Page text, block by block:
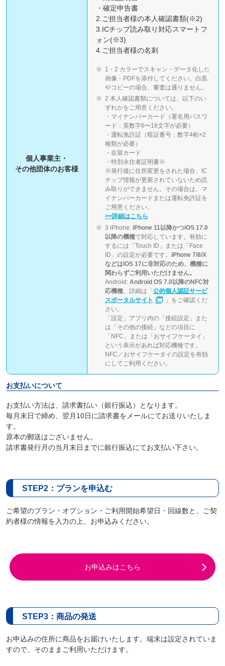
個人事業主・
その他団体のお客様
・確定申告書
2.ご担当者様の本人確認書類(※2)
3.ICチップ読み取り対応スマートフ
ォン(※3)
4.ご担当者様の名刺
1・2 カラーでスキャン・データ化した
画像・PDFを添付してください。白黒
やコピーの場合、審査は通りません。
2 本人確認書類については、以下のい
ずれかをご用意ください。
・マイナンバーカード（署名用パスワ
ード：英数字6〜16文字が必要）
・運転免許証（暗証番号：数字4桁×2
種類が必要）
・在留カード
・特別永住者証明書※
※発行後に住所変更をされた場合、IC
チップ情報が更新されていないため読
み取りができません。その場合は、マ
イナンバーカードまたは運転免許証を
ご用意ください。
>>詳細はこちら
3 iPhone: iPhone 11以降かつiOS 17.0
以降の機種で対応しています。有効に
するには「Touch ID」または「Face
ID」の設定が必要です。
iPhone 7/8/X
などはiOS 17に非対応のため、機種に
関わらずご利用いただけません。
Android: Android OS 7.0以降のNFC対
応機種。詳細は「公的個人認証サービ
スポータルサイト
」をご確認くだ
さい。
「設定」アプリ内の「接続設定」また
は「その他の接続」などの項目に
「NFC」または「おサイフケータイ」
という表示があれば対応機種です。
NFC／おサイフケータイの設定を有効
にしてご利用ください。
お支払いについて
お支払い方法は、請求書払い（銀行振込）となります。
毎月末日で締め、翌月10日に請求書をメールにてお送りいたしま
す。
原本の郵送はございません。
請求書発行月の当月末日までに銀行振込にてお支払い下さい。
STEP2：プランを申込む
ご希望のプラン・オプション・ご利用開始希望日・回線数と、ご契
約者様の情報を入力の上、お申込みください。
お申込みはこちら
STEP3：商品の発送
お申込みの住所に商品をお届けいたします。端末は設定されていま
すので、そのままご利用いただけます。